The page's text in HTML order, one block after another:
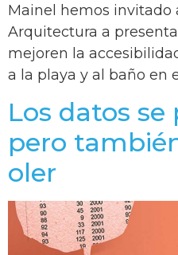
Mainel hemos invitado
Arquitectura a
mejoren la
a la playa y al baño en
Los datos se
pero
oler